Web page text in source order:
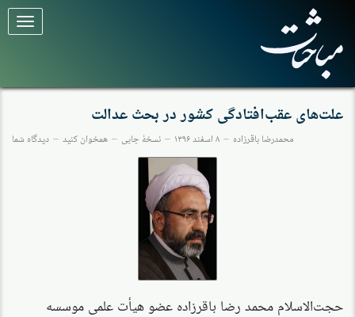
برای
تغییر
کنید
علت‌های عقب‌افتادگی کشور در بحث عدالت
محمدرضا باقرزاده ۸ اسفند ۱۳۹۶ نسخهٔ چاپی همخوان کنید دیدگاه شما
حجت‌الاسلام محمد رضا باقرزاده عضو هیأت علمی موسسه